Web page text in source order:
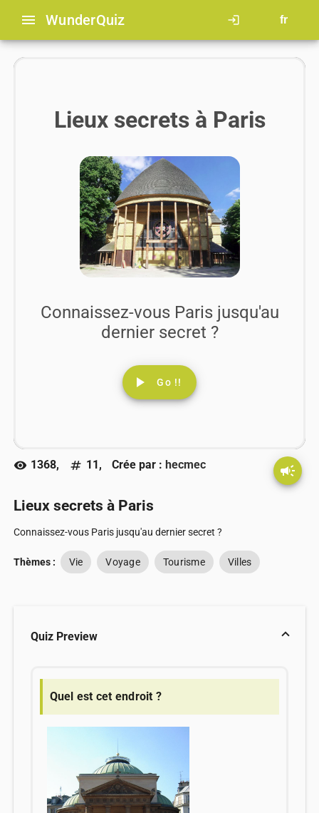
menu WunderQuiz login fr
Lieux secrets à Paris
Connaissez-vous Paris jusqu'au
dernier secret ?
play_arrow Go !!
visibility 1368, numbers 11, Crée par : hecmec campaign
Lieux secrets à Paris
Connaissez-vous Paris jusqu'au dernier secret ?
Thèmes : Vie Voyage Tourisme Villes
Quiz Preview
Quel est cet endroit ?